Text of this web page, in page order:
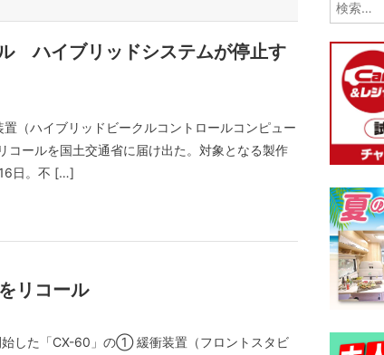
ハイブリッドシステムが停止す
（ハイブリッドビークルコントロールコンピュー
コールを国土交通省に届け出た。対象となる製作
日。不 […]
リコール
した「CX-60」の① 緩衝装置（フロントスタビ